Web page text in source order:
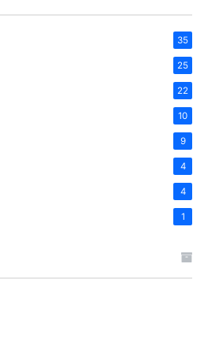
35
25
22
10
9
4
4
1